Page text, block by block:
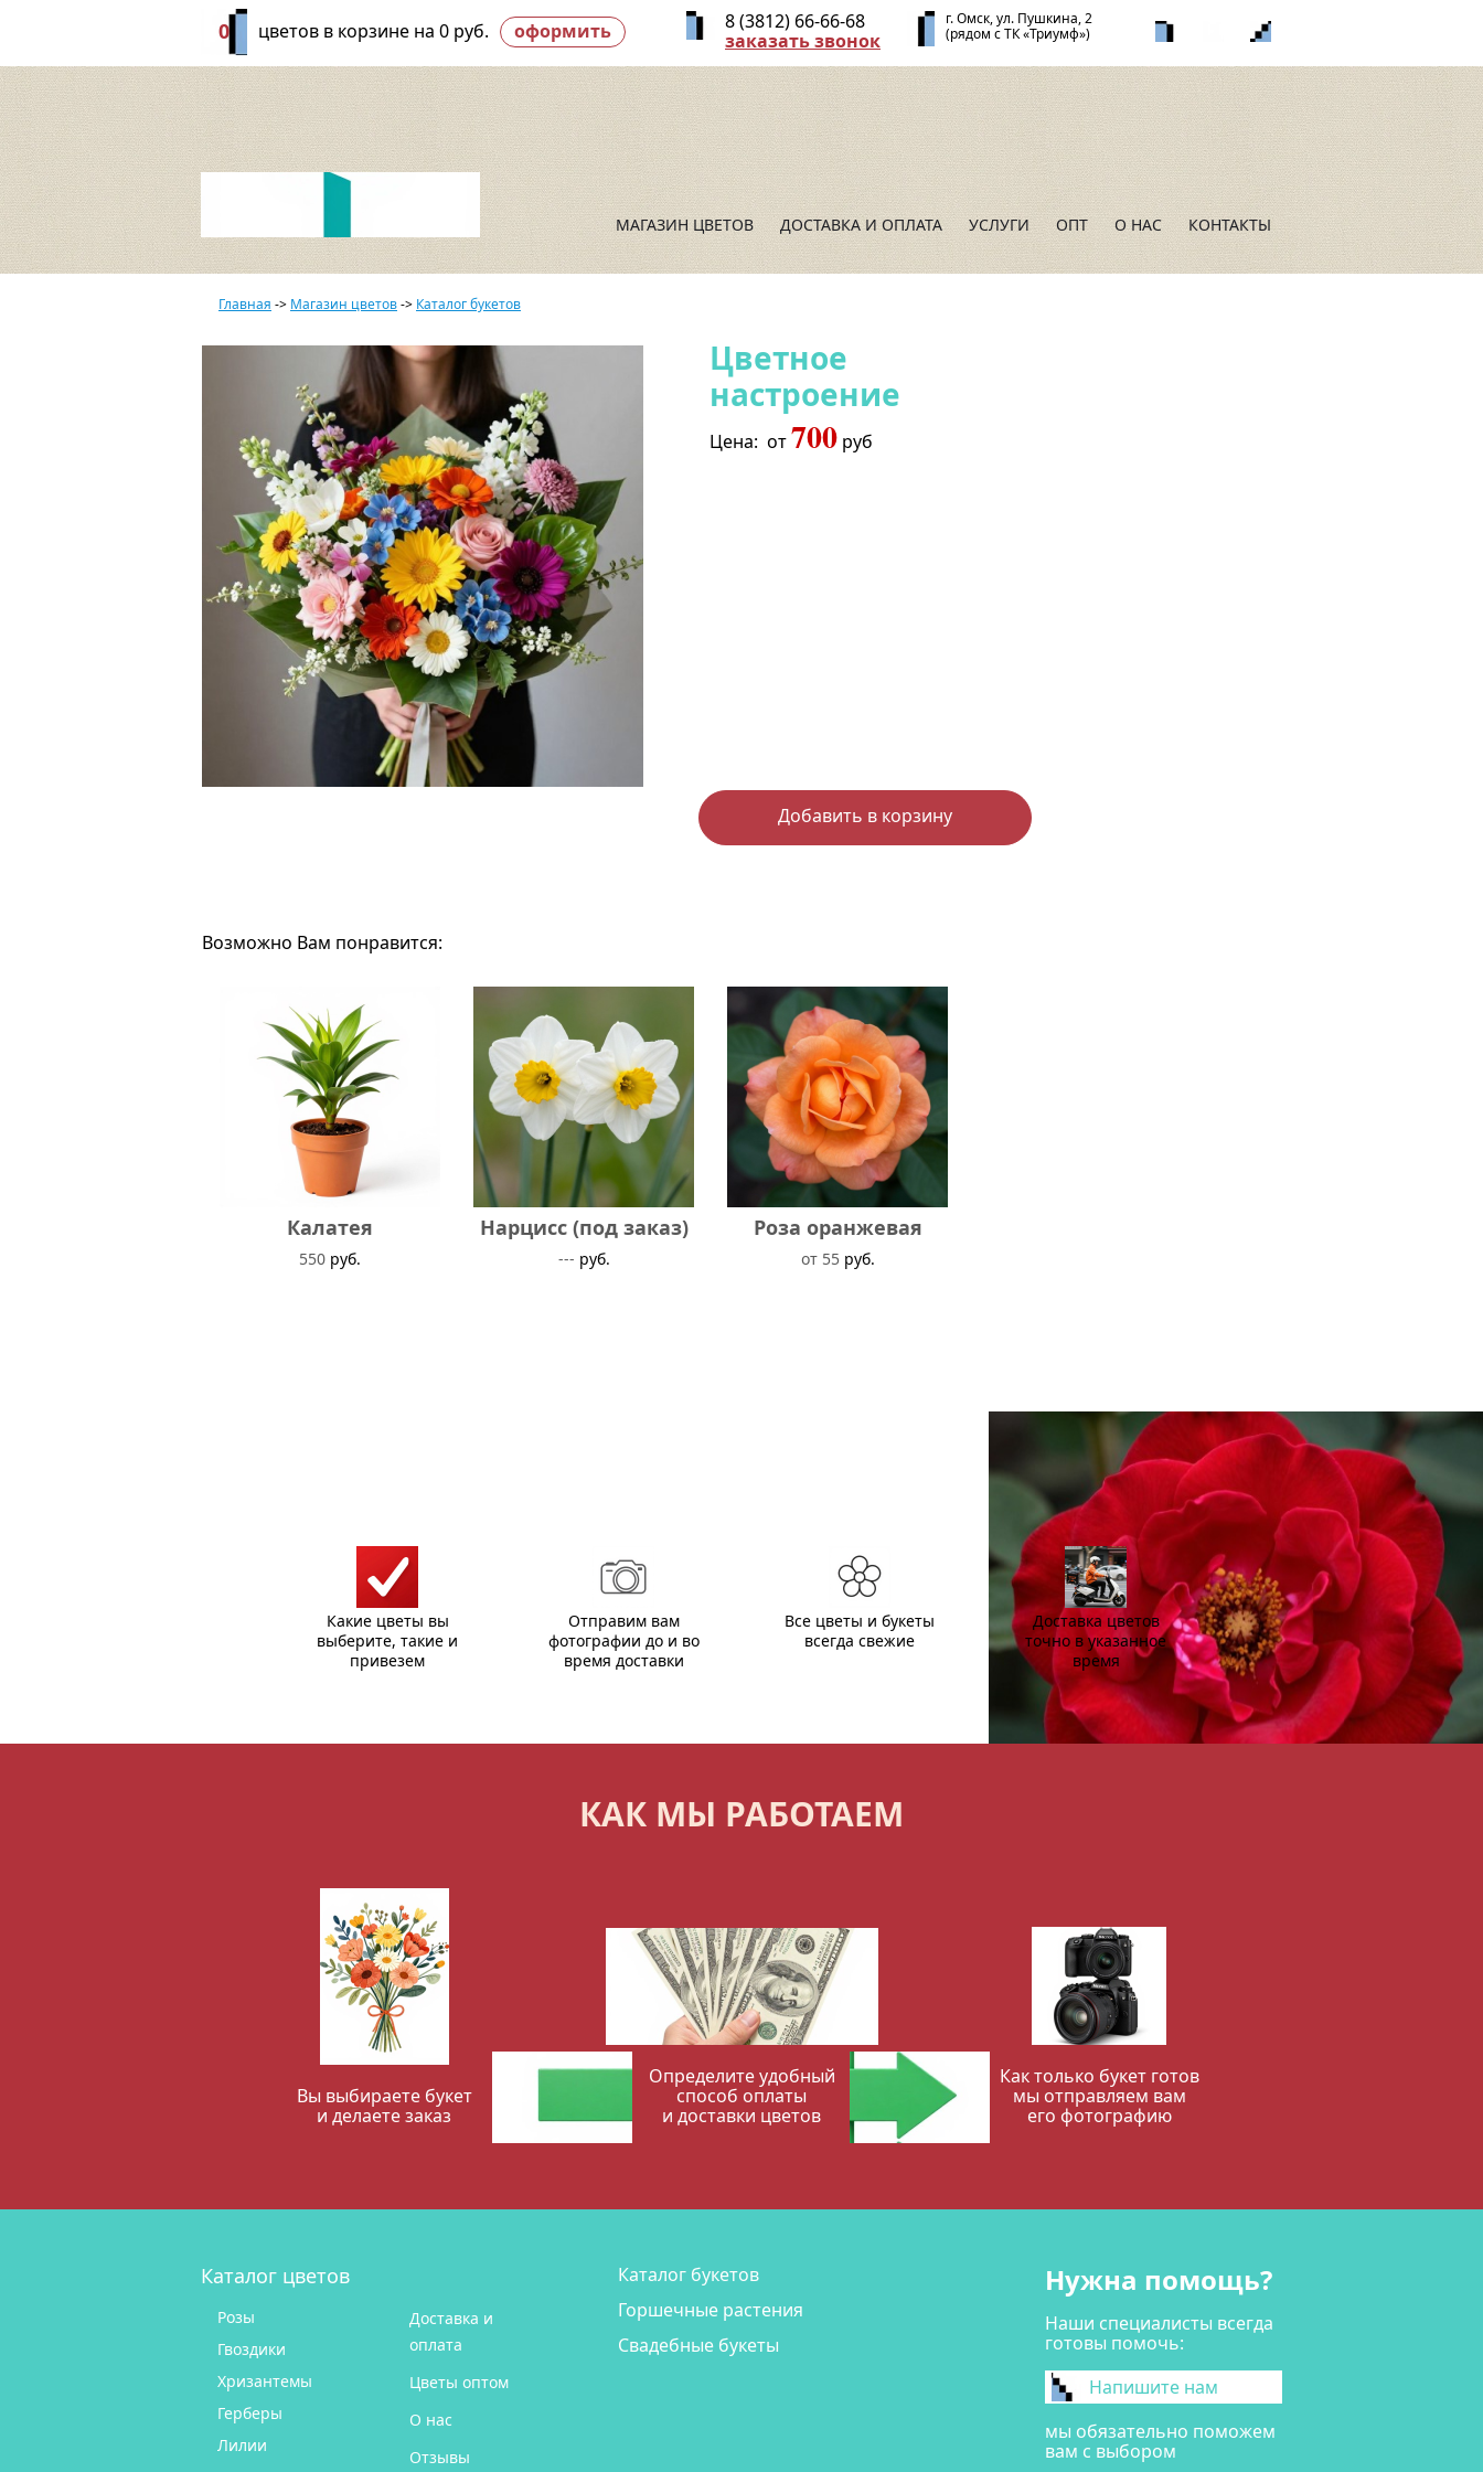
0 цветов в корзине на 0 руб. оформить
8 (3812) 66-66-68
заказать звонок
г. Омск, ул. Пушкина, 2
(рядом с ТК «Триумф»)
МАГАЗИН ЦВЕТОВ ДОСТАВКА И ОПЛАТА УСЛУГИ ОПТ О НАС КОНТАКТЫ
Главная -> Магазин цветов-> Каталог букетов
Цветное
настроение
Цена: от700 руб
Добавить в корзину
Возможно Вам понравится:
Калатея
550 руб.
Нарцисс (под заказ)
--- руб.
Роза оранжевая
от 55 руб.
Какие цветы вы
выберите, такие и
привезем
Отправим вам
фотографии до и во
время доставки
Все цветы и букеты
всегда свежие
Доставка цветов
точно в указанное
время
КАК МЫ РАБОТАЕМ
Вы выбираете букет
и делаете заказ
Определите удобный
способ оплаты
и доставки цветов
Как только букет готов
мы отправляем вам
его фотографию
Каталог цветов
Розы
Гвоздики
Хризантемы
Герберы
Лилии
Доставка и
оплата
Цветы оптом
О нас
Отзывы
Каталог букетов
Горшечные растения
Свадебные букеты
Нужна помощь?
Наши специалисты всегда
готовы помочь:
Напишите нам
мы обязательно поможем
вам с выбором